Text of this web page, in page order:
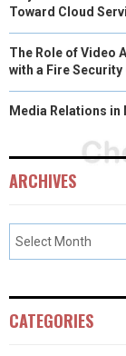
Toward Cloud
The Role of Video
with a Fire Security
Media Relations in
ARCHIVES
CATEGORIES